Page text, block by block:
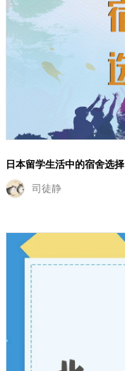
日本留学生活中的宿舍选择
司徒静